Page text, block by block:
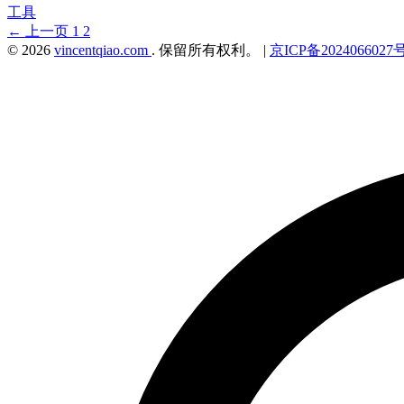
工具
← 上一页 1 2
© 2026 vincentqiao.com . 保留所有权利。 | 京ICP备2024066027